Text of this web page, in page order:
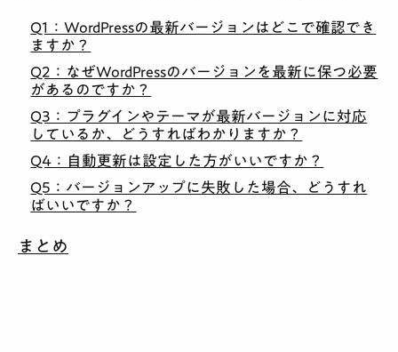
Q1：WordPressの最新バージョンはどこで確認でき
ますか？
Q2：なぜWordPressのバージョンを最新に保つ必要
があるのですか？
Q3：プラグインやテーマが最新バージョンに対応
しているか、どうすればわかりますか？
Q4：自動更新は設定した方がいいですか？
Q5：バージョンアップに失敗した場合、どうすれ
ばいいですか？
まとめ